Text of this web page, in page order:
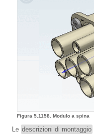
Figura 5.1158. Modulo a spina
Le descrizioni di montaggio